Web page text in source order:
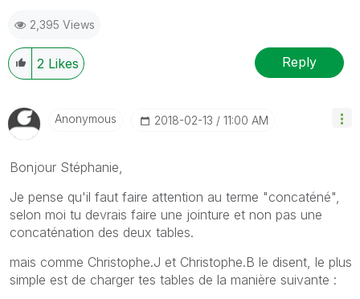
2,395 Views
2 Likes Reply
Anonymous ‎2018-02-13 11:00 AM
Bonjour Stéphanie,
Je pense qu'il faut faire attention au terme "concaténé",
selon moi tu devrais faire une jointure et non pas une
concaténation des deux tables.
mais comme Christophe.J et Christophe.B le disent, le plus
simple est de charger tes tables de la manière suivante :